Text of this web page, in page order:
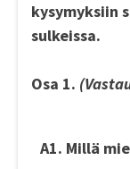
kysymyksiin
sulkeissa.
Osa 1.
A1. Millä